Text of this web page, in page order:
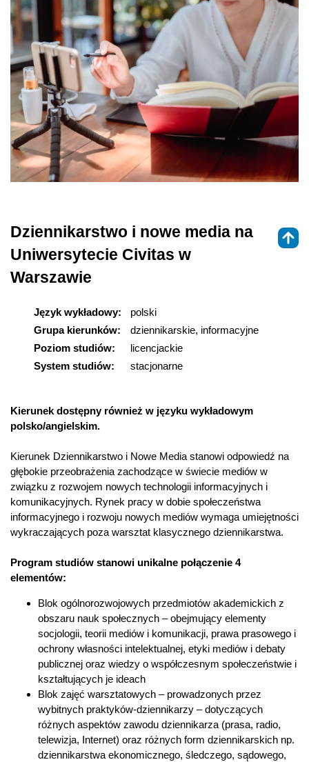
Dziennikarstwo i nowe media na
Uniwersytecie Civitas w
Warszawie
Język wykładowy:
polski
Grupa kierunków:
dziennikarskie, informacyjne
Poziom studiów:
licencjackie
System studiów:
stacjonarne
Kierunek dostępny również w języku wykładowym
polsko/angielskim.
Kierunek Dziennikarstwo i Nowe Media stanowi odpowiedź na
głębokie przeobrażenia zachodzące w świecie mediów w
związku z rozwojem nowych technologii informacyjnych i
komunikacyjnych. Rynek pracy w dobie społeczeństwa
informacyjnego i rozwoju nowych mediów wymaga umiejętności
wykraczających poza warsztat klasycznego dziennikarstwa.
Program studiów stanowi unikalne połączenie 4
elementów:
Blok ogólnorozwojowych przedmiotów akademickich z
obszaru nauk społecznych – obejmujący elementy
socjologii, teorii mediów i komunikacji, prawa prasowego i
ochrony własności intelektualnej, etyki mediów i debaty
publicznej oraz wiedzy o współczesnym społeczeństwie i
kształtujących je ideach
Blok zajęć warsztatowych – prowadzonych przez
wybitnych praktyków-dziennikarzy – dotyczących
różnych aspektów zawodu dziennikarza (prasa, radio,
telewizja, Internet) oraz różnych form dziennikarskich np.
dziennikarstwa ekonomicznego, śledczego, sądowego,